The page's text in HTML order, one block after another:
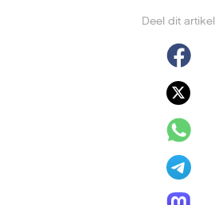
Deel dit artikel